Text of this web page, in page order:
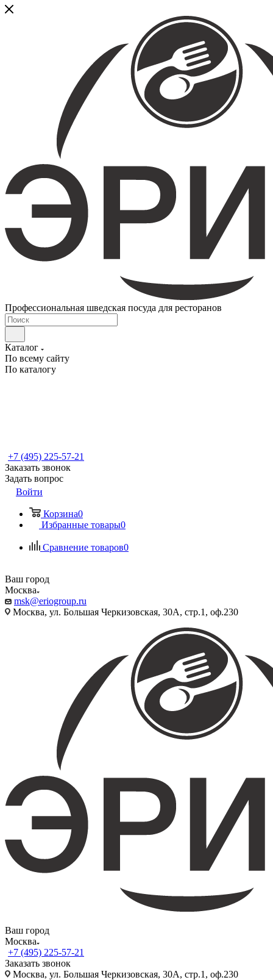
Профессиональная шведская посуда для ресторанов
Каталог
По всему сайту
По каталогу
+7 (495) 225-57-21
Заказать звонок
Задать вопрос
Войти
Корзина0
Избранные товары0
Сравнение товаров0
Ваш город
Москва
msk@eriogroup.ru
Москва, ул. Большая Черкизовская, 30А, стр.1, оф.230
Ваш город
Москва
+7 (495) 225-57-21
Заказать звонок
Москва, ул. Большая Черкизовская, 30А, стр.1, оф.230